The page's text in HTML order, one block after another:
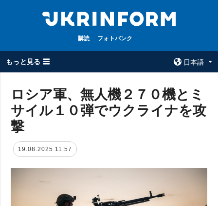
購読 フォトバンク
もっと見る ☰
日本語
全てのトピック
政治
経済・復興
社会・文化
ウクルインフォ
ロシア軍、無人機２７０機とミ
サイル１０弾でウクライナを攻
撃
19.08.2025 11:57